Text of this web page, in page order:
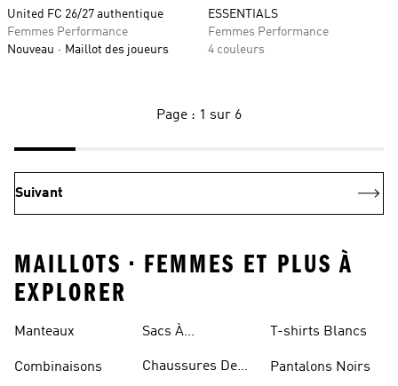
United FC 26/27 authentique
Femmes Performance
Nouveau
Maillot des joueurs
ESSENTIALS
Femmes Performance
4 couleurs
Page : 1 sur 6
Suivant
MAILLOTS • FEMMES ET PLUS À
EXPLORER
Manteaux
Combinaisons
Sacs À
Chaussures De
T-shirts Blancs
Pantalons Noirs